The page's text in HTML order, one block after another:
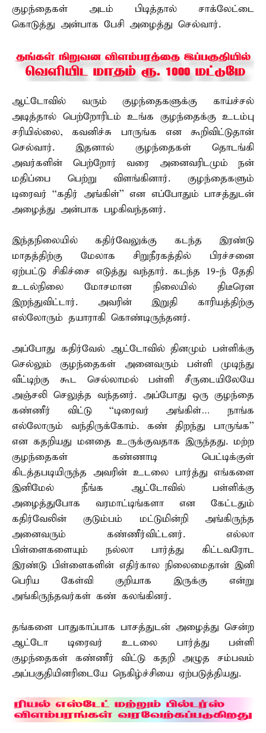
குழந்தைகள் அடம் பிடித்தால் சாக்லேட்டை
கொடுத்து அன்பாக பேசி அழைத்து செல்வார்.
ஆட்டோவில் வரும் குழந்தைகளுக்கு காய்ச்சல்
அடித்தால் பெற்றோரிடம் உங்க குழந்தைக்கு உடம்பு
சரியில்லை, கவனிச்சு பாருங்க என கூறிவிட்டுதான்
செல்வார். இதனால் குழந்தைகள் தொடங்கி
அவர்களின் பெற்றோர் வரை அனைவரிடமும் நன்
மதிப்பை பெற்று விளங்கினார். குழந்தைகளும்
டிரைவர் ‘‘கதிர் அங்கிள்’’ என எப்போதும் பாசத்துடன்
அழைத்து அன்பாக பழகிவந்தனர்.
இந்தநிலையில் கதிர்வேலுக்கு கடந்த இரண்டு
மாதத்திற்கு மேலாக சிறுநீரகத்தில் பிரச்சனை
ஏற்பட்டு சிகிச்சை எடுத்து வந்தார். கடந்த 19-ந் தேதி
உடல்நிலை மோசமான நிலையில் திடீரென
இறந்துவிட்டார். அவரின் இறுதி காரியத்திற்கு
எல்லோரும் தயாராகி கொண்டிருந்தனர்.
அப்போது கதிர்வேல் ஆட்டோவில் தினமும் பள்ளிக்கு
செல்லும் குழந்தைகள் அனைவரும் பள்ளி முடிந்து
வீட்டிற்கு கூட செல்லாமல் பள்ளி சீருடையிலேயே
அஞ்சலி செலுத்த வந்தனர். அப்போது ஒரு குழந்தை
கண்ணீர் விட்டு ‘‘டிரைவர் அங்கிள்… நாங்க
எல்லோரும் வந்திருக்கோம். கண் திறந்து பாருங்க’’
என கதறியது மனதை உருக்குவதாக இருந்தது. மற்ற
குழந்தைகள் கண்ணாடி பெட்டிக்குள்
கிடத்தபடியிருந்த அவரின் உடலை பார்த்து எங்களை
இனிமேல் நீங்க ஆட்டோவில் பள்ளிக்கு
அழைத்துபோக வரமாட்டிங்களா என கேட்டதும்
கதிர்வேலின் குடும்பம் மட்டுமின்றி அங்கிருந்த
அனைவரும் கண்ணீர்விட்டனர். எல்லா
பிள்ளைகளையும் நல்லா பார்த்து கிட்டவரோட
இரண்டு பிள்ளைகளின் எதிர்கால நிலைமைதான் இனி
பெரிய கேள்வி குறியாக இருக்கு என்று
அங்கிருந்தவர்கள் கண் கலங்கினர்.
தங்களை பாதுகாப்பாக பாசத்துடன் அழைத்து சென்ற
ஆட்டோ டிரைவர் உடலை பார்த்து பள்ளி
குழந்தைகள் கண்ணீர் விட்டு கதறி அழுத சம்பவம்
அப்பகுதியினரிடையே நெகிழ்ச்சியை ஏற்படுத்தியது.